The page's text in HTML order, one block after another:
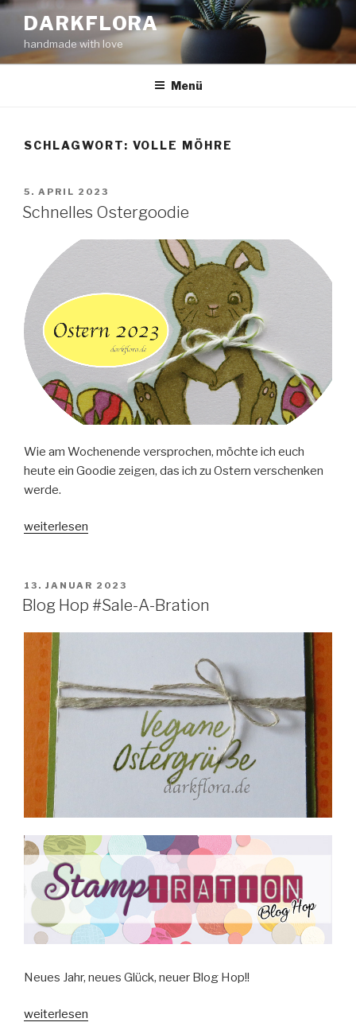
Zum
Inhalt
springen
DARKFLORA
handmade with love
Menü
SCHLAGWORT: VOLLE MÖHRE
VERÖFFENTLICHT
AM
5. APRIL 2023
Schnelles Ostergoodie
Wie am Wochenende versprochen, möchte ich euch
heute ein Goodie zeigen, das ich zu Ostern verschenken
werde.
„Schnelles
weiterlesen
VERÖFFENTLICHT
AM
13. JANUAR 2023
Blog Hop #Sale-A-Bration
Neues Jahr, neues Glück, neuer Blog Hop!!
„Blog
weiterlesen